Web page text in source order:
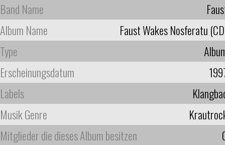
Band Name
Album Name
Faust Wakes Nosferatu
Type
Erscheinungsdatum
Labels
Musik Genre
Mitglieder die dieses Album besitzen